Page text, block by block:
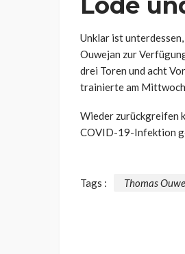
Unklar ist
Ouwejan zur
drei Toren und acht
trainierte am
Wieder zurückgreifen
COVID-19-Infektion
Tags : Thomas